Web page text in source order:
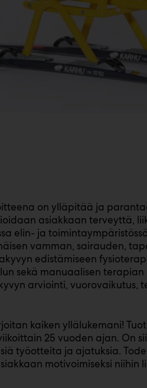
on ylläpitää ja
asiakkaan terveyttä,
elin- ja
vamman, sairauden,
edistämiseen
sekä manuaalisen terapian
arviointi, vuorovaikutus,
kaiken yllälukemani!
25 vuoden ajan. On
työotteita ja ajatuksia.
motivoimiseksi niihin